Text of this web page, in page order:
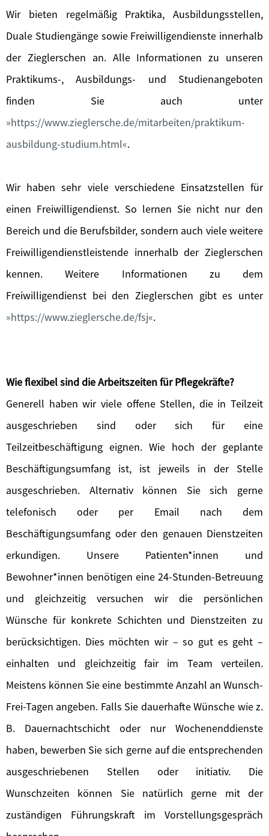
Wir bieten regelmäßig Praktika, Ausbildungsstellen,
Duale Studiengänge sowie Freiwilligendienste innerhalb
der Zieglerschen an. Alle Informationen zu unseren
Praktikums-, Ausbildungs- und Studienangeboten
finden Sie auch unter
https://www.zieglersche.de/mitarbeiten/praktikum-
ausbildung-studium.html .
Wir haben sehr viele verschiedene Einsatzstellen für
einen Freiwilligendienst. So lernen Sie nicht nur den
Bereich und die Berufsbilder, sondern auch viele weitere
Freiwilligendienstleistende innerhalb der Zieglerschen
kennen. Weitere Informationen zu dem
Freiwilligendienst bei den Zieglerschen gibt es unter
https://www.zieglersche.de/fsj .
Wie flexibel sind die Arbeitszeiten für Pflegekräfte?
Generell haben wir viele offene Stellen, die in Teilzeit
ausgeschrieben sind oder sich für eine
Teilzeitbeschäftigung eignen. Wie hoch der geplante
Beschäftigungsumfang ist, ist jeweils in der Stelle
ausgeschrieben. Alternativ können Sie sich gerne
telefonisch oder per Email nach dem
Beschäftigungsumfang oder den genauen Dienstzeiten
erkundigen. Unsere Patienten*innen und
Bewohner*innen benötigen eine 24-Stunden-Betreuung
und gleichzeitig versuchen wir die persönlichen
Wünsche für konkrete Schichten und Dienstzeiten zu
berücksichtigen. Dies möchten wir – so gut es geht –
einhalten und gleichzeitig fair im Team verteilen.
Meistens können Sie eine bestimmte Anzahl an Wunsch-
Frei-Tagen angeben. Falls Sie dauerhafte Wünsche wie z.
B. Dauernachtschicht oder nur Wochenenddienste
haben, bewerben Sie sich gerne auf die entsprechenden
ausgeschriebenen Stellen oder initiativ. Die
Wunschzeiten können Sie natürlich gerne mit der
zuständigen Führungskraft im Vorstellungsgespräch